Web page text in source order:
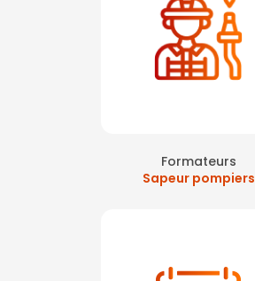
Formateurs
Sapeur pompiers